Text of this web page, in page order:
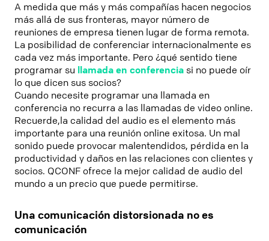
A medida que más y más compañías hacen negocios
más allá de sus fronteras, mayor número de
reuniones de empresa tienen lugar de forma remota.
La posibilidad de conferenciar internacionalmente es
cada vez más importante. Pe­ro ¿qué sentido tiene
programar su llamada en conferencia si no puede oír
lo que dicen sus socios?
Cuando necesite programar una llamada en
conferencia no recurra a las llamadas de video online.
Recuerde,la calidad del audio es el elemento más
importante para una reunión online exitosa. Un mal
sonido puede provocar malentendidos, pérdida en la
productividad y daños en las relaciones con clientes y
socios. QCONF ofrece la mejor calidad de audio del
mundo a un precio que puede permitirse.
Una comunicación distorsionada no es
comunicación